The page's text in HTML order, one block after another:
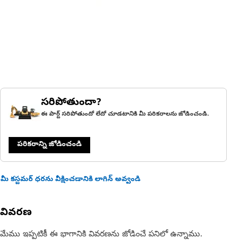
సరిపోతుందా?
ఈ పార్ట్ సరిపోతుందో లేదో చూడటానికి మీ పరికరాలను జోడించండి.
పరికరాన్ని జోడించండి
మీ కస్టమర్ ధరను వీక్షించడానికి లాగిన్ అవ్వండి
వివరణ
మేము ఇప్పటికీ ఈ భాగానికి వివరణను జోడించే పనిలో ఉన్నాము.